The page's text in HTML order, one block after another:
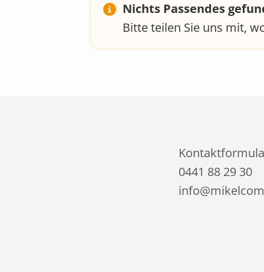
Nichts Passendes
Bitte teilen Sie uns mit,
0441 88 29 30